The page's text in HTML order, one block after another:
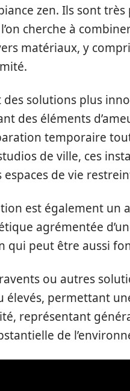
zen. Ils sont
cherche à
matériaux, y
solutions plus
des éléments
temporaire
de ville, ces
de vie
est également un
agrémentée
qui peut être aussi
ou autres
élevés, permettant
représentant
de